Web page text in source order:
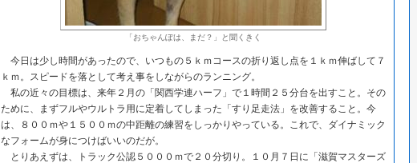
「おちゃんぽは、まだ？」と聞くきく
今日は少し時間があったので、いつもの５ｋｍコースの折り返し点を１ｋｍ伸ばして７
ｋｍ。スピードを落として考え事をしながらのランニング。
私の近々の目標は、来年２月の「関西学連ハーフ」で１時間２５分台を出すこと。その
ために、まずフルやウルトラ用に定着してしまった「すり足走法」を改善すること。今
は、８００ｍや１５００ｍの中距離の練習をしっかりやっている。これで、ダイナミック
なフォームが身につけばいいのだが。
とりあえずは、トラック公認５０００ｍで２０分切り。１０月７日に「滋賀マスターズ